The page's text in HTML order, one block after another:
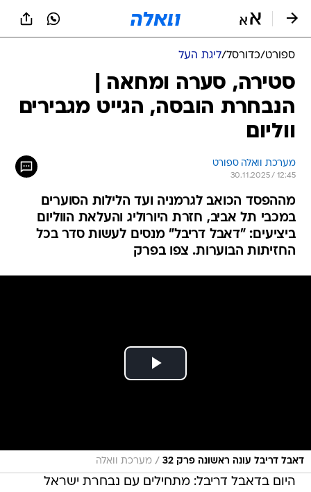
ספורט/כדורסל/ליגת העל
סטירה, סערה ומחאה |
הנבחרת הובסה, הגייט מגבירים
ווליום
מערכת וואלה ספורט
30.11.2025 / 12:45
מההפסד הכואב לגרמניה ועד הלילות הסוערים
במכבי תל אביב, חזרת היורוליג והעלאת הווליום
ביציעים: "דאבל דריבל" מנסים לעשות סדר בכל
החזיתות הבוערות. צפו בפרק
דאבל דריבל עונה ראשונה פרק 32 / מערכת וואלה
היום בדאבל דריבל: מתחילים עם נבחרת ישראל